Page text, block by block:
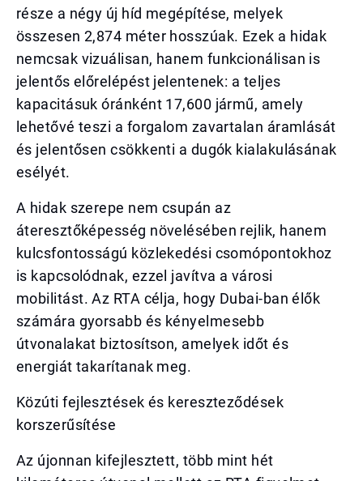
része a négy új híd megépítése, melyek
összesen 2,874 méter hosszúak. Ezek a hidak
nemcsak vizuálisan, hanem funkcionálisan is
jelentős előrelépést jelentenek: a teljes
kapacitásuk óránként 17,600 jármű, amely
lehetővé teszi a forgalom zavartalan áramlását
és jelentősen csökkenti a dugók kialakulásának
esélyét.
A hidak szerepe nem csupán az
áteresztőképesség növelésében rejlik, hanem
kulcsfontosságú közlekedési csomópontokhoz
is kapcsolódnak, ezzel javítva a városi
mobilitást. Az RTA célja, hogy Dubai-ban élők
számára gyorsabb és kényelmesebb
útvonalakat biztosítson, amelyek időt és
energiát takarítanak meg.
Közúti fejlesztések és kereszteződések
korszerűsítése
Az újonnan kifejlesztett, több mint hét